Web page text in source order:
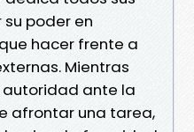
poder en
hacer frente a
Mientras
autoridad ante la
afrontar una tarea,